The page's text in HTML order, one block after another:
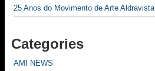
25 Anos do Movimento de Arte Aldravista
Categories
AMI NEWS